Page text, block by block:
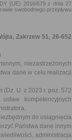
(UE) 2016/679 z dnia 27
swobodnego przepływu
Zakrzew 51, 26-652
niezastrzeżonych
dane w celu realizacji
U. z 2023 r. poz. 572
kompetencyjnych
do osiągnięcia
Państwa dane innym
administracja